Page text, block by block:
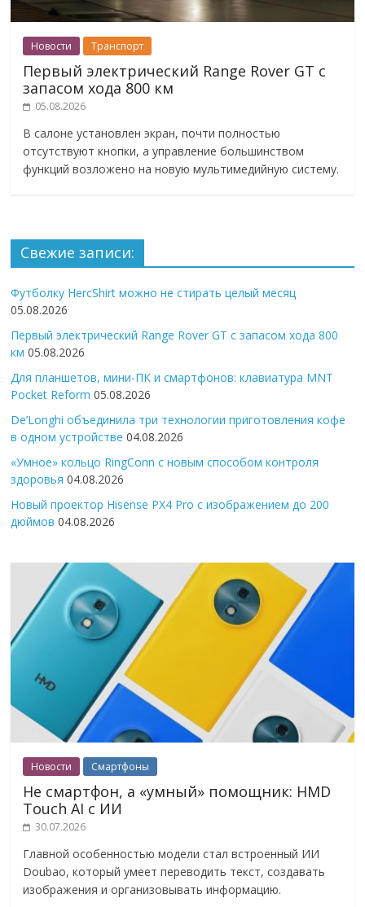
Новости Транспорт
Первый электрический Range Rover GT с
запасом хода 800 км
05.08.2026
В салоне установлен экран, почти полностью
отсутствуют кнопки, а управление большинством
функций возложено на новую мультимедийную систему.
Свежие записи:
Футболку HercShirt можно не стирать целый месяц
05.08.2026
Первый электрический Range Rover GT с запасом хода 800
км 05.08.2026
Для планшетов, мини-ПК и смартфонов: клавиатура MNT
Pocket Reform 05.08.2026
De’Longhi объединила три технологии приготовления кофе
в одном устройстве 04.08.2026
«Умное» кольцо RingConn с новым способом контроля
здоровья 04.08.2026
Новый проектор Hisense PX4 Pro с изображением до 200
дюймов 04.08.2026
Новости Смартфоны
Не смартфон, а «умный» помощник: HMD
Touch AI с ИИ
30.07.2026
Главной особенностью модели стал встроенный ИИ
Doubao, который умеет переводить текст, создавать
изображения и организовывать информацию.